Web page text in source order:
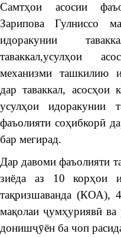
Самтҳои асосии
Зарипова Гулниссо
идоракунии
таваккал,усулҳои
механизми ташкилию
дар таваккал, асосҳои
усулҳои идоракунии
фаъолияти соҳибкорӣ
бар мегирад.
Дар давоми фаъолияти
зиёда аз 10 корҳои
тақризшаванда (КОА),
мақолаи ҷумҳуриявӣ
донишҷӯён ба чоп